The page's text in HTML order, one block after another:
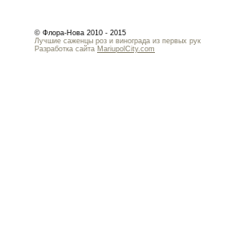
© Флора-Нова 2010 - 2015
Лучшие саженцы роз и винограда из первых рук
Разработка сайта MariupolCity.com